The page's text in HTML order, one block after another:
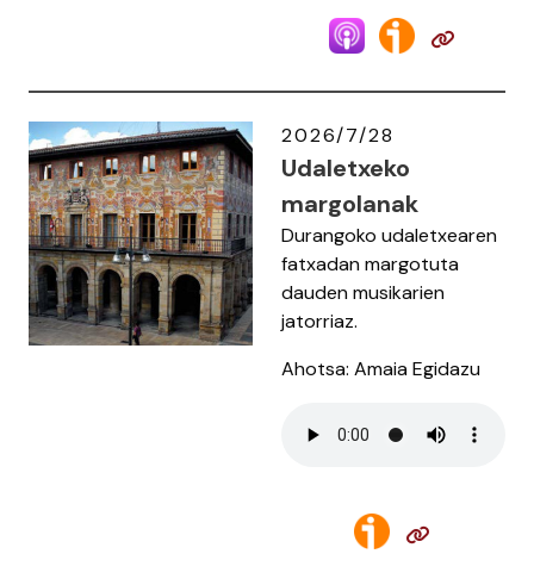
2026/7/28
Udaletxeko
margolanak
Durangoko udaletxearen
fatxadan margotuta
dauden musikarien
jatorriaz.
Ahotsa: Amaia Egidazu